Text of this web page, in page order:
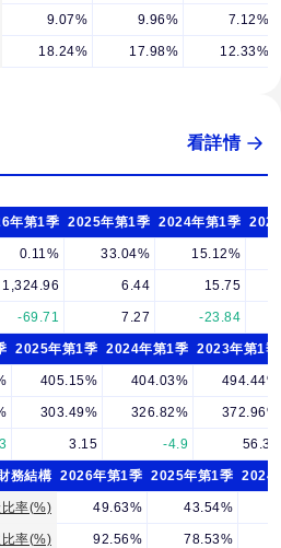
9.07% 9.96% 7.12%
18.24% 17.98% 12.33%
看詳情
年第1季 2025年第1季 2024年第1季
0.11% 33.04% 15.12%
1,324.96 6.44 15.75
-69.71 7.27 -23.84
2025年第1季 2024年第1季 2023年第1季
405.15% 404.03% 494.44%
303.49% 326.82% 372.96%
3.15 -4.9 56.33
務結構 2026年第1季 2025年第1季 2024
率(%) 49.63% 43.54%
率(%) 92.56% 78.53%